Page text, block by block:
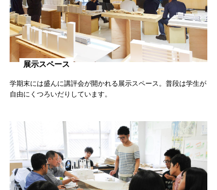
展示スペース
学期末には盛んに講評会が開かれる展示スペース。普段は学生が
自由にくつろいだりしています。